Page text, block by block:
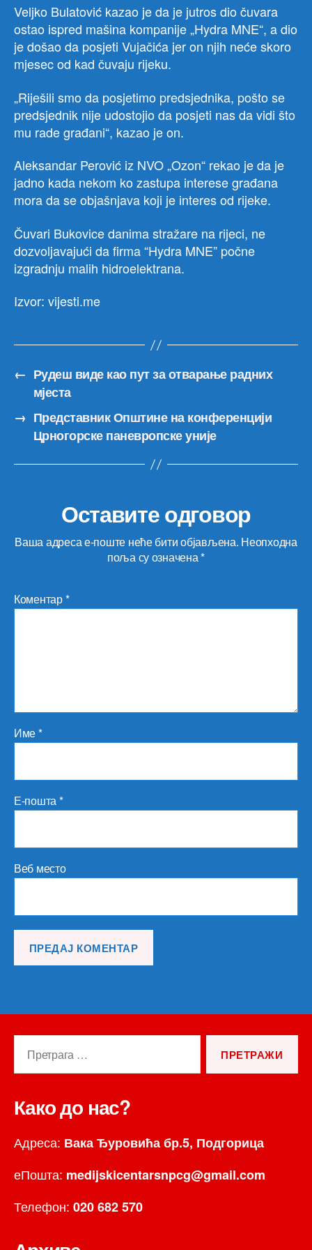
Veljko Bulatović kazao je da je jutros dio čuvara
ostao ispred mašina kompanije „Hydra MNE“, a dio
je došao da posjeti Vujačića jer on njih neće skoro
mjesec od kad čuvaju rijeku.
„Riješili smo da posjetimo predsjednika, pošto se
predsjednik nije udostojio da posjeti nas da vidi što
mu rade građani“, kazao je on.
Aleksandar Perović iz NVO „Ozon“ rekao je da je
jadno kada nekom ko zastupa interese građana
mora da se objašnjava koji je interes od rijeke.
Čuvari Bukovice danima stražare na rijeci, ne
dozvoljavajući da firma “Hydra MNE” počne
izgradnju malih hidroelektrana.
Izvor: vijesti.me
← Рудеш виде као пут за отварање радних
мјеста
→ Представник Општине на конференцији
Црногорске паневропске уније
Оставите одговор
Ваша адреса е-поште неће бити објављена. Неопходна
поља су означена*
Коментар*
Име*
Е-пошта*
Веб место
Како до нас?
Адреса: Вака Ђуровића бр.5, Подгорица
еПошта: medijskicentarsnpcg@gmail.com
Телефон: 020 682 570